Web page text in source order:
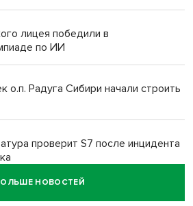
лицея победили в
по ИИ
о.п. Радуга Сибири начали строить
проверит S7 после инцидента
новосибирцам на
НОВОСТЕЙ